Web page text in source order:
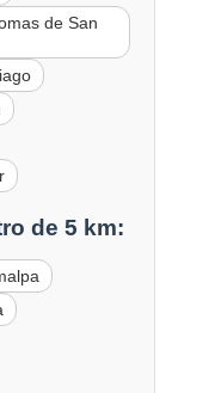
de San
de 5 km: